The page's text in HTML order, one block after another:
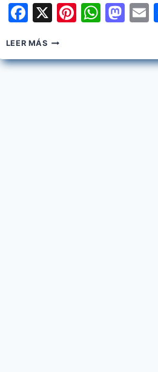
Facebook
X
LEER MÁSYUBEILI
VILLANA